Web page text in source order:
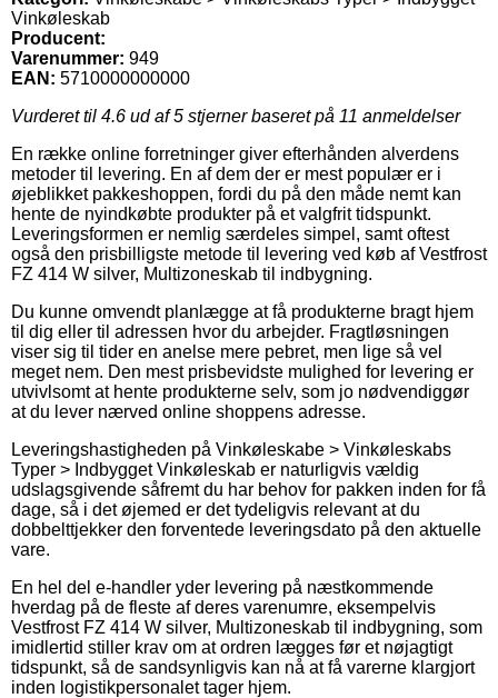
Vinkøleskab
Producent:
Varenummer: 949
EAN: 5710000000000
Vurderet til 4.6 ud af 5 stjerner baseret på 11 anmeldelser
En række online forretninger giver efterhånden alverdens
metoder til levering. En af dem der er mest populær er i
øjeblikket pakkeshoppen, fordi du på den måde nemt kan
hente de nyindkøbte produkter på et valgfrit tidspunkt.
Leveringsformen er nemlig særdeles simpel, samt oftest
også den prisbilligste metode til levering ved køb af Vestfrost
FZ 414 W silver, Multizoneskab til indbygning.
Du kunne omvendt planlægge at få produkterne bragt hjem
til dig eller til adressen hvor du arbejder. Fragtløsningen
viser sig til tider en anelse mere pebret, men lige så vel
meget nem. Den mest prisbevidste mulighed for levering er
utvivlsomt at hente produkterne selv, som jo nødvendiggør
at du lever nærved online shoppens adresse.
Leveringshastigheden på Vinkøleskabe > Vinkøleskabs
Typer > Indbygget Vinkøleskab er naturligvis vældig
udslagsgivende såfremt du har behov for pakken inden for få
dage, så i det øjemed er det tydeligvis relevant at du
dobbelttjekker den forventede leveringsdato på den aktuelle
vare.
En hel del e-handler yder levering på næstkommende
hverdag på de fleste af deres varenumre, eksempelvis
Vestfrost FZ 414 W silver, Multizoneskab til indbygning, som
imidlertid stiller krav om at ordren lægges før et nøjagtigt
tidspunkt, så de sandsynligvis kan nå at få varerne klargjort
inden logistikpersonalet tager hjem.